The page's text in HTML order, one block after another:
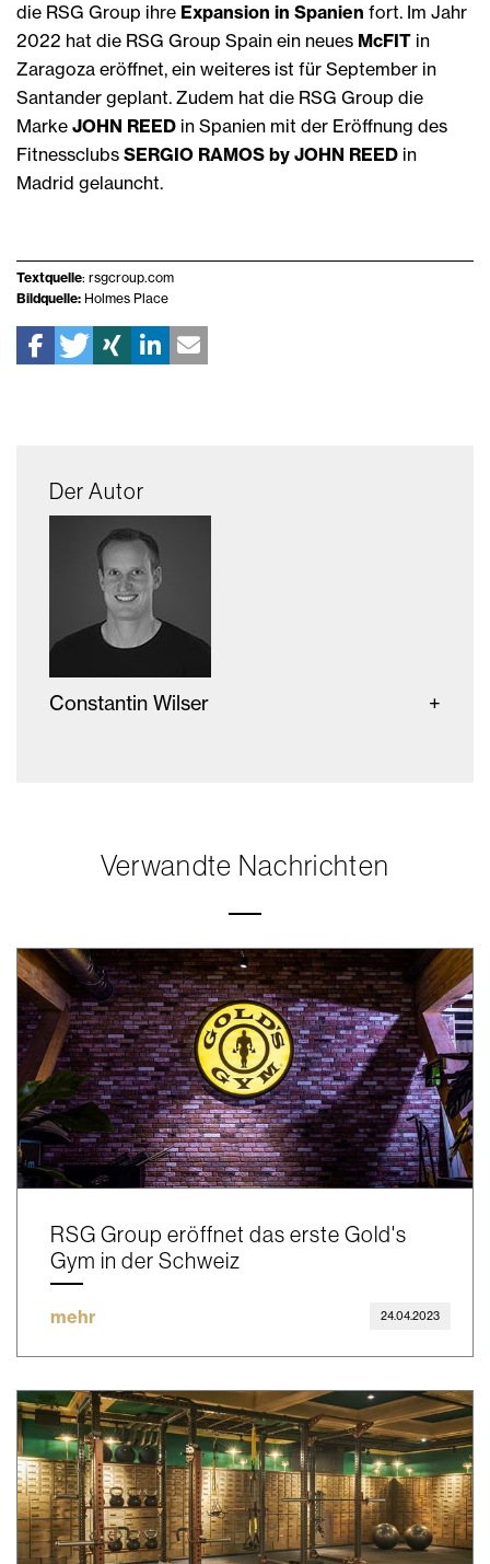
die RSG Group ihre Expansion in Spanien fort. Im Jahr
2022 hat die RSG Group Spain ein neues McFIT in
Zaragoza eröffnet, ein weiteres ist für September in
Santander geplant. Zudem hat die RSG Group die
Marke JOHN REED in Spanien mit der Eröffnung des
Fitnessclubs SERGIO RAMOS by JOHN REED in
Madrid gelauncht.
Textquelle: rsgcroup.com
Bildquelle: Holmes Place
Der Autor
Constantin Wilser
Verwandte Nachrichten
RSG Group eröffnet das erste Gold's
Gym in der Schweiz
mehr 24.04.2023